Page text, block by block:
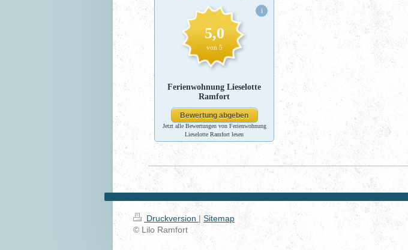
Jetzt alle Bewertungen von Ferienwohnung
Lieselotte Ramfort lesen
Druckversion | Sitemap
© Lilo Ramfort